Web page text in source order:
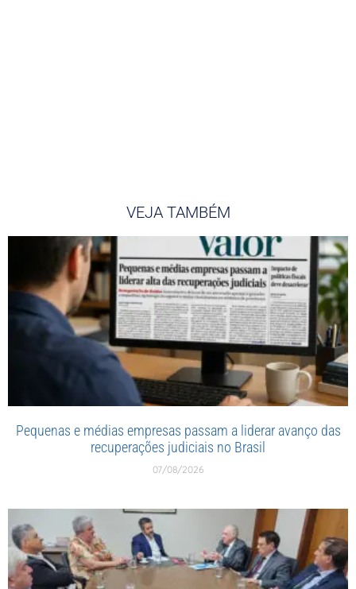
VEJA TAMBÉM
Pequenas e médias empresas passam a liderar avanço das
recuperações judiciais no Brasil
07/08/2026